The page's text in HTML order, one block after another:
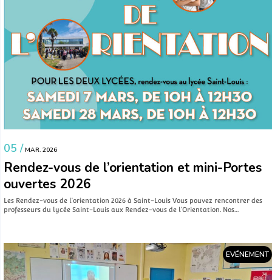
05 / MAR. 2026
Rendez-vous de l’orientation et mini-Portes
ouvertes 2026
Les Rendez-vous de l’orientation 2026 à Saint-Louis Vous pouvez rencontrer des
professeurs du lycée Saint-Louis aux Rendez-vous de l’Orientation. Nos…
EVÉNEMENT